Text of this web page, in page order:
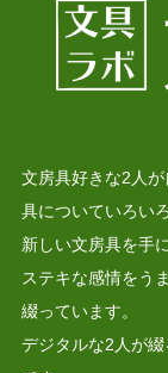
文房具好きな2人
具についていろい
新しい文房具を手
ステキな感情をう
綴っています。
デジタルな2人が